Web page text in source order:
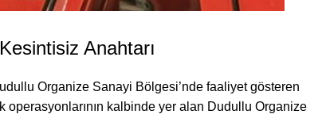
Anahtarı
Organize Sanayi Bölgesi’nde faaliyet gösteren
kalbinde yer alan Dudullu Organize